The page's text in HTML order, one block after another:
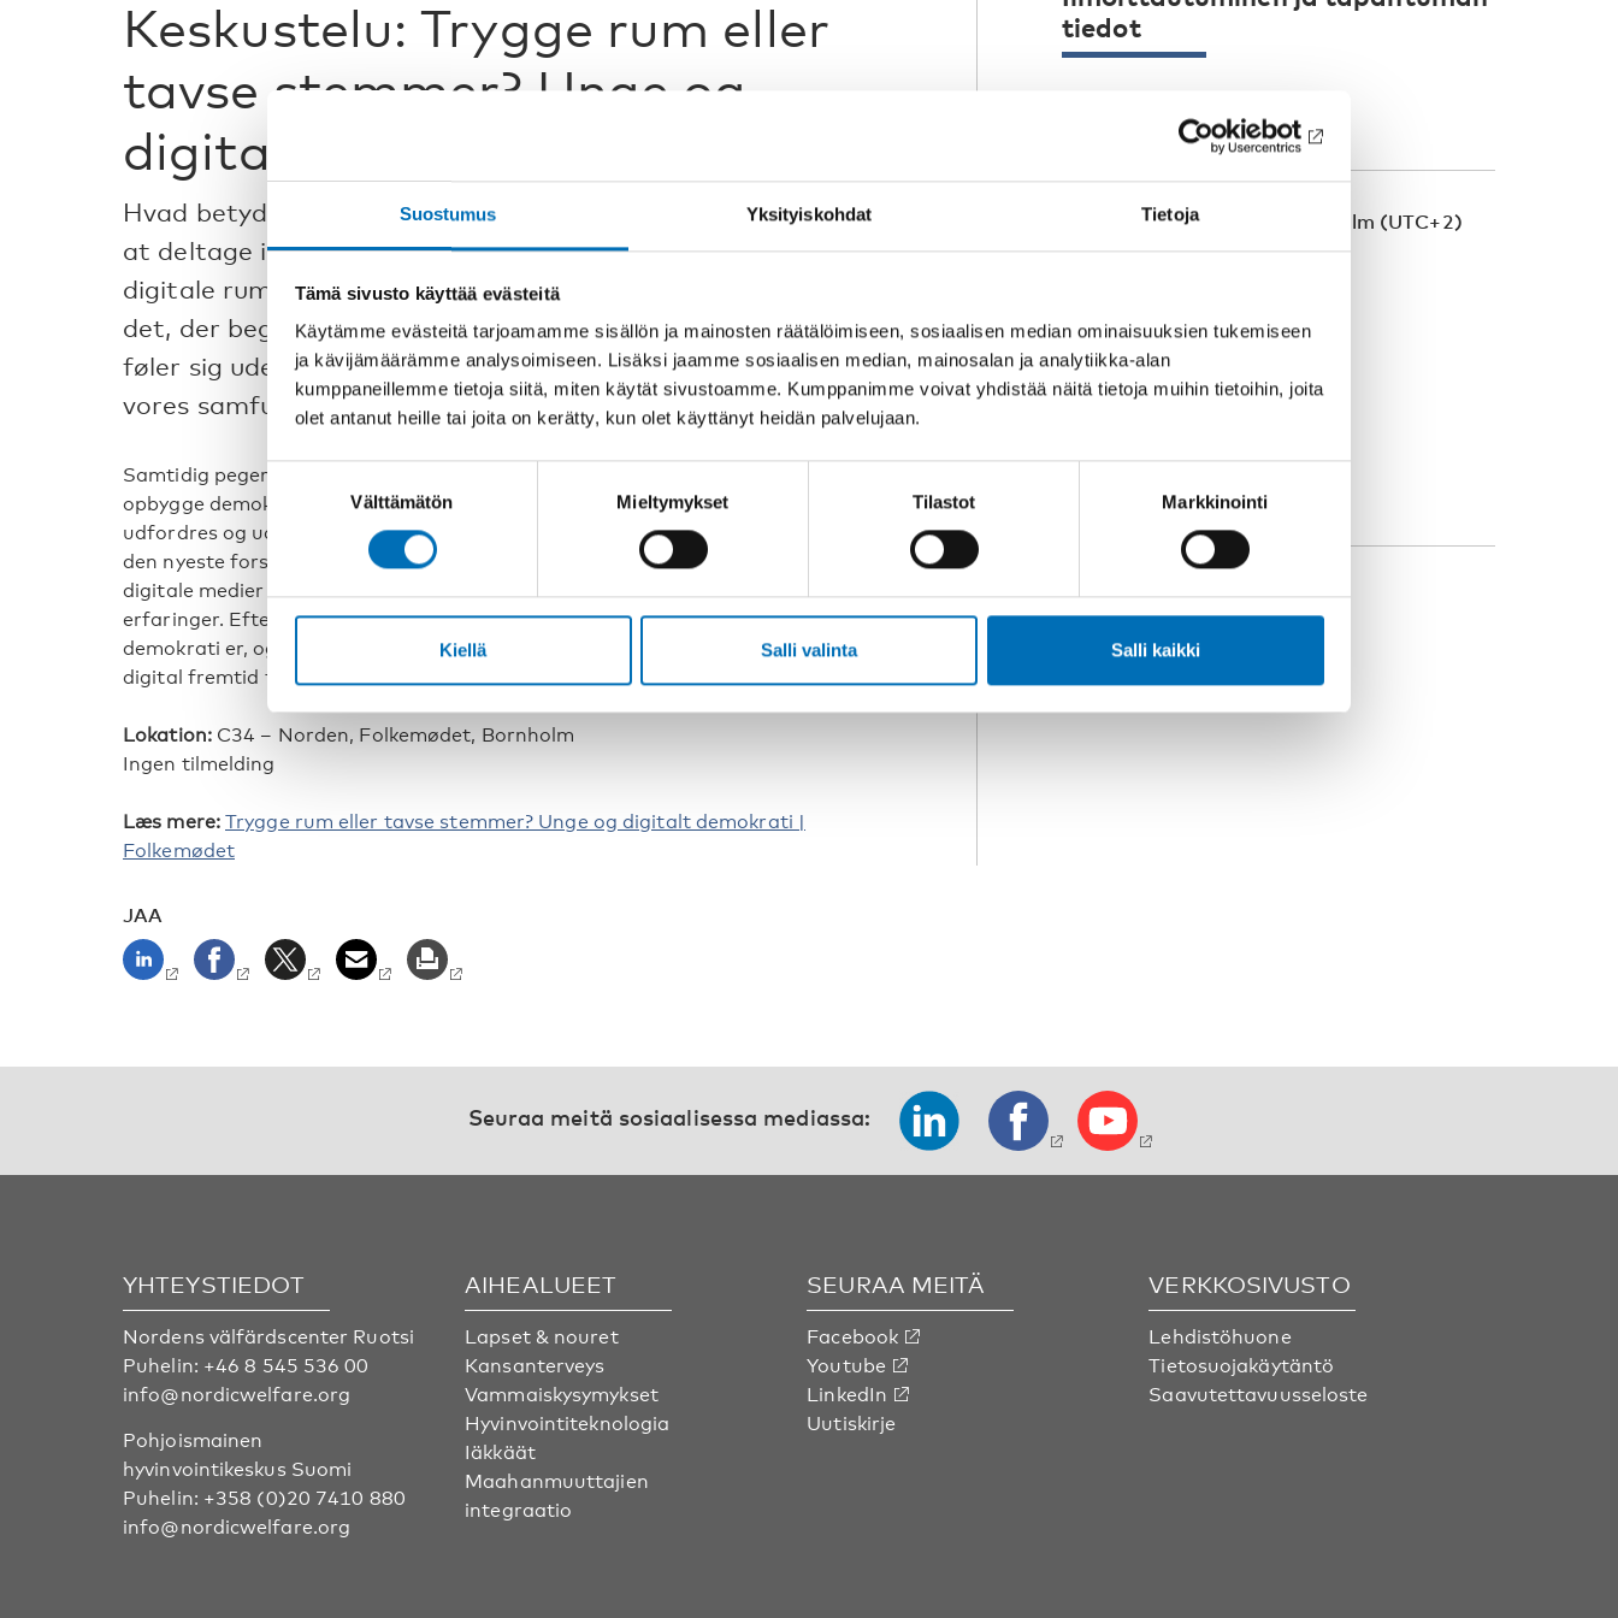
Suostumus Yksityiskohdat Tietoja
Tämä sivusto käyttää evästeitä
Käytämme evästeitä tarjoamamme sisällön ja mainosten räätälöimiseen, sosiaalisen median ominaisuuksien tukemiseen
ja kävijämäärämme analysoimiseen. Lisäksi jaamme sosiaalisen median, mainosalan ja analytiikka-alan
kumppaneillemme tietoja siitä, miten käytät sivustoamme. Kumppanimme voivat yhdistää näitä tietoja muihin tietoihin, joita
olet antanut heille tai joita on kerätty, kun olet käyttänyt heidän palvelujaan.
Suostumuksen
valinta
Välttämätön Mieltymykset Tilastot Markkinointi
Kiellä Salli valinta Salli kaikki
Keskustelu: Trygge rum eller
tavse stemmer? Unge og
digitalt demokrati.
Hvad betyder digitale medier for unge og deres mulighed for
at deltage i den demokratiske samtale - og hvordan skaber vi
digitale rum, der både er trygge og demokratiske? Hvad er
det, der begrænser unge, holder dem tilbage og gør, at de ofte
føler sig udenfor, når det gælder vigtige beslutningsprocesser i
vores samfund?
Samtidig peger meget på, at digitale fællesskaber også kan være med til at
opbygge demokratiske principper hos unge. Måske skal demokratiet netop
udfordres og udvikles gennem de måder, unge allerede deltager på. Kom og hør
den nyeste forskning, som gennemgår politikken vedrørende børn, unge og
digitale medier i de nordiske lande, og hvad børn og unge selv fortæller om deres
erfaringer. Efterfølgende inviterer vi til en åben samtale om hvad et digitalt
demokrati er, og kan blive. Hvordan kan Norden finde en fælles vej til en sund
digital fremtid for børn og unge og samtidig sikre, at deres stemmer bliver hørt?
Lokation:C34 – Norden, Folkemødet, Bornholm
Ingen tilmelding
Læs mere: Trygge rum eller tavse stemmer? Unge og digitalt demokrati |
Folkemødet
tiedot
Aikavyöhyke: Europe/Stockholm (UTC+2)
PÄÄTTYY
KIELI
Dansk
JAA
Seuraa meitä sosiaalisessa mediassa:
YHTEYSTIEDOT
Nordens välfärdscenter Ruotsi
Puhelin: +46 8 545 536 00
info@nordicwelfare.org
Pohjoismainen
hyvinvointikeskus Suomi
Puhelin: +358 (0)20 7410 880
info@nordicwelfare.org
AIHEALUEET
Lapset & nouret
Kansanterveys
Vammaiskysymykset
Hyvinvointiteknologia
Iäkkäät
Maahanmuuttajien
integraatio
SEURAA MEITÄ
Facebook
Youtube
LinkedIn
Uutiskirje
VERKKOSIVUSTO
Lehdistöhuone
Tietosuojakäytäntö
Saavutettavuusseloste